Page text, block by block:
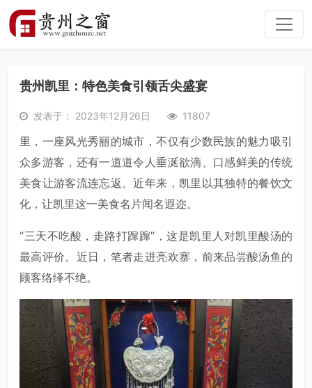
贵州凯里：特色美食引领舌尖盛宴
发表于： 2023年12月26日 11807
里，一座风光秀丽的城市，不仅有少数民族的魅力吸引
众多游客，还有一道道令人垂涎欲滴、口感鲜美的传统
美食让游客流连忘返。近年来，凯里以其独特的餐饮文
化，让凯里这一美食名片闻名遐迩。
“三天不吃酸，走路打蹿蹿”，这是凯里人对凯里酸汤的
最高评价。近日，笔者走进亮欢寨，前来品尝酸汤鱼的
顾客络绎不绝。